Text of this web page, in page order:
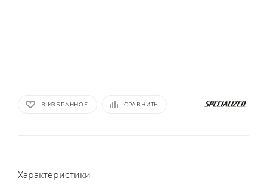
В ИЗБРАННОЕ СРАВНИТЬ
Характеристики